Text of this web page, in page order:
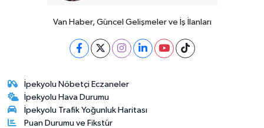
Van Haber, Güncel Gelişmeler ve İş İlanları
İpekyolu Nöbetçi Eczaneler
İpekyolu Hava Durumu
İpekyolu Trafik Yoğunluk Haritası
Puan Durumu ve Fikstür